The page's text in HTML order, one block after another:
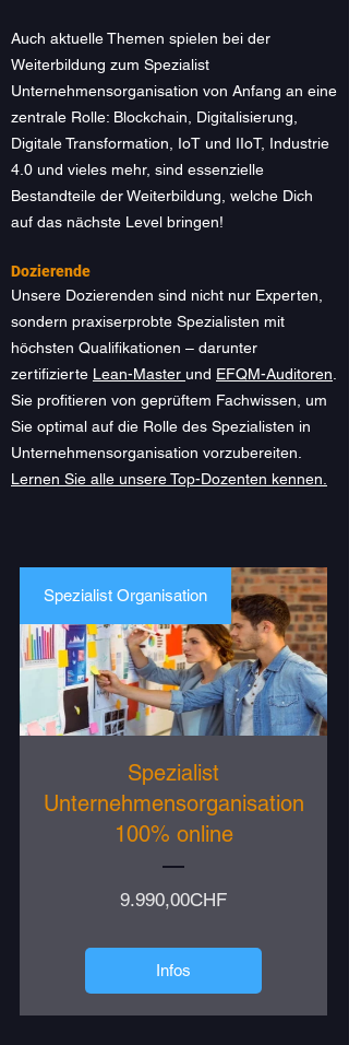
Auch aktuelle Themen spielen bei der
Weiterbildung zum Spezialist
Unternehmensorganisation von Anfang an eine
zentrale Rolle: Blockchain, Digitalisierung,
Digitale Transformation, IoT und IIoT, Industrie
4.0 und vieles mehr, sind essenzielle
Bestandteile der Weiterbildung, welche Dich
auf das nächste Level bringen!
Dozierende
Unsere Dozierenden sind nicht nur Experten,
sondern praxiserprobte Spezialisten mit
höchsten Qualifikationen – darunter
zertifizierte Lean-Master und EFQM-Auditoren
Sie profitieren von geprüftem Fachwissen, um
Sie optimal auf die Rolle des Spezialisten in
Unternehmensorganisation vorzubereiten.
Lernen Sie alle unsere Top-Dozenten kennen.
Spezialist Organisation
Spezialist
Unternehmensorganisation
100% online
9.990,00CHFPreis
Infos